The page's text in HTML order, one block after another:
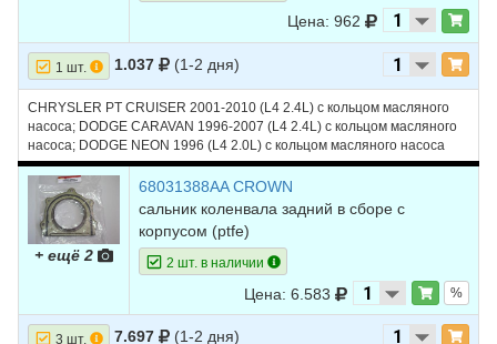
1996 L4 2.4L
13 DODGE STRATUS
14 DODGE STRATUS 2005 L4 2.4L - SOHC
15 DODGE STRATUS 2005 L4 2.4L - DOHC
16 DODGE STRATUS 2004
17 DODGE STRATUS 2004 L4 2.4L - SOHC
18 DODGE STRATUS 2003
2003 L4 2.4L - SOHC
20 DODGE STRATUS L4 2.4L - SOHC
Цена: 962
1 шт. 1.037 (1-2 дня)
CHRYSLER PT CRUISER 2001-2010 (L4 2.4L) с кольцом масляного
насоса; DODGE CARAVAN 1996-2007 (L4 2.4L) с кольцом масляного
насоса; DODGE NEON 1996 (L4 2.0L) с кольцом масляного насоса
+ ещё 2
68031388AA CROWN
сальник коленвала задний в сборе с
корпусом (ptfe)
2 шт. в наличии
Цена: 6.583 %
3 шт. 7.697 (1-2 дня)